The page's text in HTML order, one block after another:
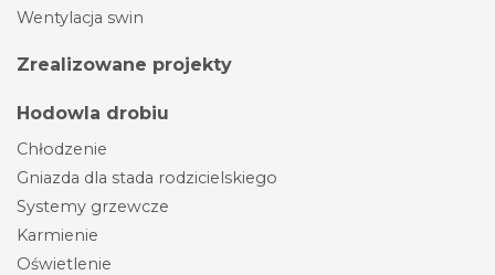
Wentylacja swin
Zrealizowane projekty
Hodowla drobiu
Chłodzenie
Gniazda dla stada rodzicielskiego
Systemy grzewcze
Karmienie
Oświetlenie